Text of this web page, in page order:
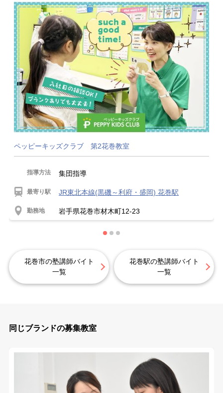
ペッピーキッズクラブ 第2花巻教室
指導方法 集団指導
最寄り駅 JR東北本線(黒磯～利府・盛岡) 花巻駅
勤務地 岩手県花巻市材木町12-23
花巻市の塾講師バイト
一覧
花巻駅の塾講師バイト
一覧
同じブランドの募集教室